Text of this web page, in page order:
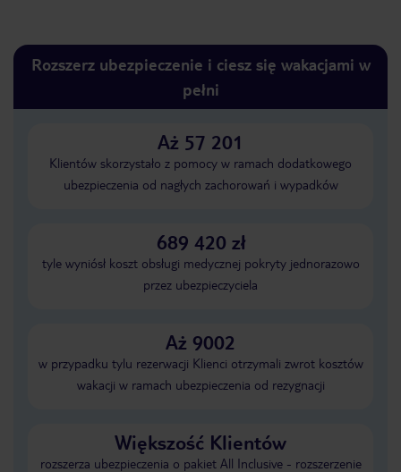
Rozszerz ubezpieczenie i ciesz się wakacjami w
pełni
Aż 57 201
Klientów skorzystało z pomocy w ramach dodatkowego
ubezpieczenia od nagłych zachorowań i wypadków
689 420 zł
tyle wyniósł koszt obsługi medycznej pokryty jednorazowo
przez ubezpieczyciela
Aż 9002
w przypadku tylu rezerwacji Klienci otrzymali zwrot kosztów
wakacji w ramach ubezpieczenia od rezygnacji
Większość Klientów
rozszerza ubezpieczenia o pakiet All Inclusive - rozszerzenie